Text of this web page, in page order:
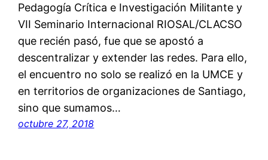
Pedagogía Crítica e Investigación Militante y
VII Seminario Internacional RIOSAL/CLACSO
que recién pasó, fue que se apostó a
descentralizar y extender las redes. Para ello,
el encuentro no solo se realizó en la UMCE y
en territorios de organizaciones de Santiago,
sino que sumamos…
octubre 27, 2018